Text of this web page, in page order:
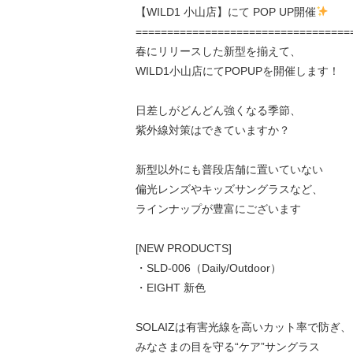
【WILD1 小山店】にて POP UP開催
春にリリースした新型を揃えて、
WILD1小山店にてPOPUPを開催します！
日差しがどんどん強くなる季節、
紫外線対策はできていますか？
新型以外にも普段店舗に置いていない
偏光レンズやキッズサングラスなど、
ラインナップが豊富にございます
[NEW PRODUCTS]
・SLD-006（Daily/Outdoor）
・EIGHT 新色
SOLAIZは有害光線を高いカット率で防ぎ、
みなさまの目を守る“ケア”サングラス